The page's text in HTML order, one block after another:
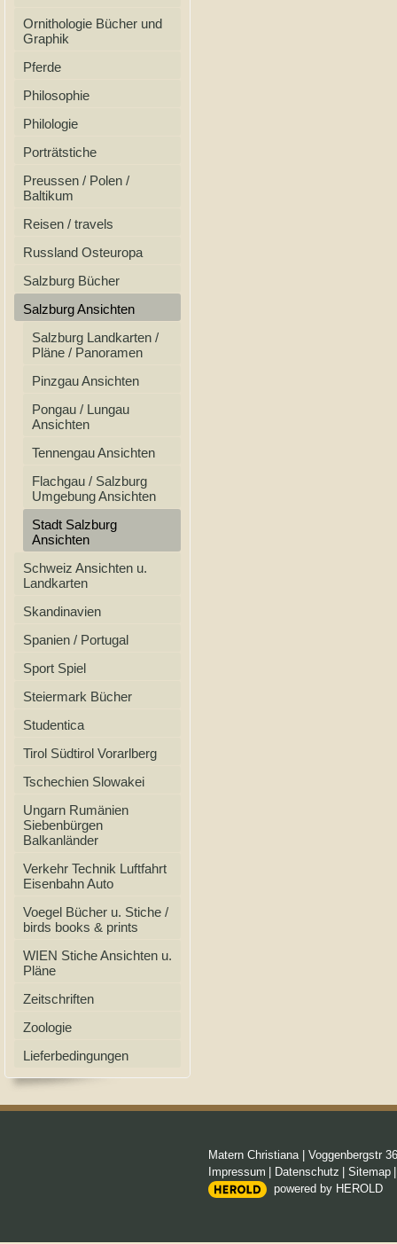
Ornithologie Bücher und
Graphik
Pferde
Philosophie
Philologie
Porträtstiche
Preussen / Polen /
Baltikum
Reisen / travels
Russland Osteuropa
Salzburg Bücher
Salzburg Ansichten
Salzburg Landkarten /
Pläne / Panoramen
Pinzgau Ansichten
Pongau / Lungau
Ansichten
Tennengau Ansichten
Flachgau / Salzburg
Umgebung Ansichten
Stadt Salzburg
Ansichten
Schweiz Ansichten u.
Landkarten
Skandinavien
Spanien / Portugal
Sport Spiel
Steiermark Bücher
Studentica
Tirol Südtirol Vorarlberg
Tschechien Slowakei
Ungarn Rumänien
Siebenbürgen
Balkanländer
Verkehr Technik Luftfahrt
Eisenbahn Auto
Voegel Bücher u. Stiche /
birds books & prints
WIEN Stiche Ansichten u.
Pläne
Zeitschriften
Zoologie
Lieferbedingungen
Matern Christiana| Voggenbergstr 36
Impressum
Datenschutz Sitemap
powered by HEROLD